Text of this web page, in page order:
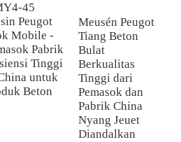
45
Peugot
Mobile -
Pabrik
Tinggi
untuk
Beton
Meusén Peugot
Tiang Beton
Bulat
Berkualitas
Tinggi dari
Pemasok dan
Pabrik China
Nyang Jeuet
Diandalkan